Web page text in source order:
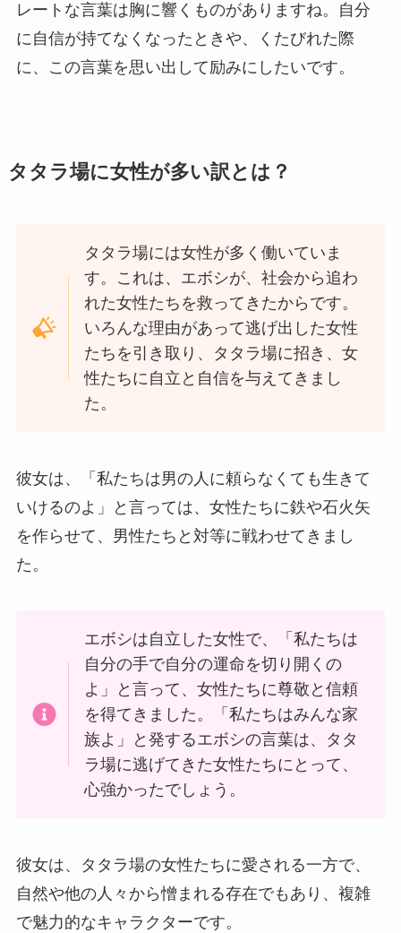
レートな言葉は胸に響くものがありますね。自分
に自信が持てなくなったときや、くたびれた際
に、この言葉を思い出して励みにしたいです。
タタラ場に女性が多い訳とは？
タタラ場には女性が多く働いていま
す。これは、エボシが、社会から追わ
れた女性たちを救ってきたからです。
いろんな理由があって逃げ出した女性
たちを引き取り、タタラ場に招き、女
性たちに自立と自信を与えてきまし
た。
彼女は、「私たちは男の人に頼らなくても生きて
いけるのよ」と言っては、女性たちに鉄や石火矢
を作らせて、男性たちと対等に戦わせてきまし
た。
エボシは自立した女性で、「私たちは
自分の手で自分の運命を切り開くの
よ」と言って、女性たちに尊敬と信頼
を得てきました。「私たちはみんな家
族よ」と発するエボシの言葉は、タタ
ラ場に逃げてきた女性たちにとって、
心強かったでしょう。
彼女は、タタラ場の女性たちに愛される一方で、
自然や他の人々から憎まれる存在でもあり、複雑
で魅力的なキャラクターです。